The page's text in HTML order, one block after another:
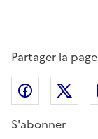
Partager la page
Partager
S'abonner